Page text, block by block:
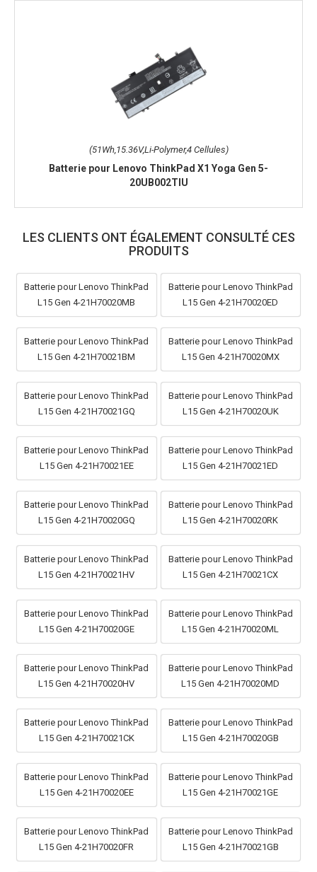
(51Wh,15.36V,Li-Polymer,4 Cellules)
Batterie pour Lenovo ThinkPad X1 Yoga Gen 5-
20UB002TIU
LES CLIENTS ONT ÉGALEMENT CONSULTÉ CES
PRODUITS
Batterie pour Lenovo ThinkPad
L15 Gen 4-21H70020MB
Batterie pour Lenovo ThinkPad
L15 Gen 4-21H70020ED
Batterie pour Lenovo ThinkPad
L15 Gen 4-21H70021BM
Batterie pour Lenovo ThinkPad
L15 Gen 4-21H70020MX
Batterie pour Lenovo ThinkPad
L15 Gen 4-21H70021GQ
Batterie pour Lenovo ThinkPad
L15 Gen 4-21H70020UK
Batterie pour Lenovo ThinkPad
L15 Gen 4-21H70021EE
Batterie pour Lenovo ThinkPad
L15 Gen 4-21H70021ED
Batterie pour Lenovo ThinkPad
L15 Gen 4-21H70020GQ
Batterie pour Lenovo ThinkPad
L15 Gen 4-21H70020RK
Batterie pour Lenovo ThinkPad
L15 Gen 4-21H70021HV
Batterie pour Lenovo ThinkPad
L15 Gen 4-21H70021CX
Batterie pour Lenovo ThinkPad
L15 Gen 4-21H70020GE
Batterie pour Lenovo ThinkPad
L15 Gen 4-21H70020ML
Batterie pour Lenovo ThinkPad
L15 Gen 4-21H70020HV
Batterie pour Lenovo ThinkPad
L15 Gen 4-21H70020MD
Batterie pour Lenovo ThinkPad
L15 Gen 4-21H70021CK
Batterie pour Lenovo ThinkPad
L15 Gen 4-21H70020GB
Batterie pour Lenovo ThinkPad
L15 Gen 4-21H70020EE
Batterie pour Lenovo ThinkPad
L15 Gen 4-21H70021GE
Batterie pour Lenovo ThinkPad
L15 Gen 4-21H70020FR
Batterie pour Lenovo ThinkPad
L15 Gen 4-21H70021GB